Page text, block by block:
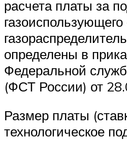
расчета платы за
определены в
Федеральной
(ФСТ России) от
Размер платы
технологическое